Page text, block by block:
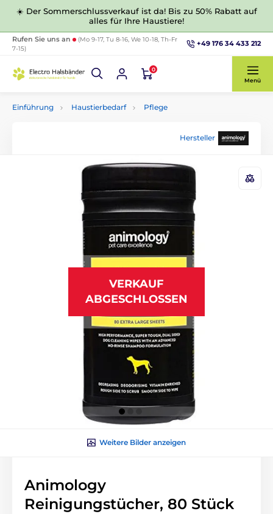
☀️ Der Sommerschlussverkauf ist da! Bis zu 50% Rabatt auf
alles für Ihre Haustiere!
Rufen Sie uns an
(Mo 9-17, Tu 8-16, We 10-18, Th-Fr
7-15)
+49 176 34 433 212
0
Menü
Einführung Haustierbedarf Pflege
Hersteller
VERKAUF
ABGESCHLOSSEN
Weitere Bilder anzeigen
Animology
Reinigungstücher, 80 Stück